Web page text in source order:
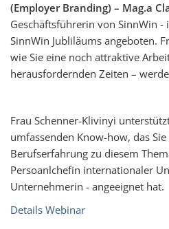
(Employer Branding) – Mag.a
Geschäftsführerin von SinnWin -
SinnWin Jubliläums angeboten.
wie Sie eine noch attraktive
herausfordernden Zeiten –
Frau Schenner-Klivinyi
umfassenden Know-how, das
Berufserfahrung zu diesem
Persoanlchefin internationaler
Unternehmerin - angeeignet hat.
Details Webinar